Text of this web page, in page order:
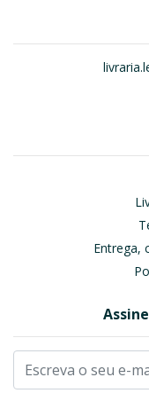
Entrega,